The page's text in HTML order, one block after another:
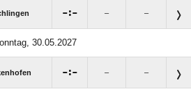
: – –
30.05.2027
: – –